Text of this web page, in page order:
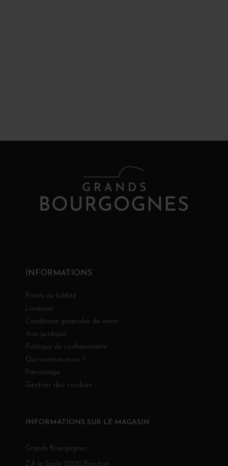
INFORMATIONS
Points de fidélité
Livraison
Conditions générales de vente
Avis juridique
Politique de confidentialité
Qui sommes-nous ?
Parrainage
Gestion des cookies
INFORMATIONS SUR LE MAGASIN
Grands Bourgognes
ZA le Saule 21220 Brochon